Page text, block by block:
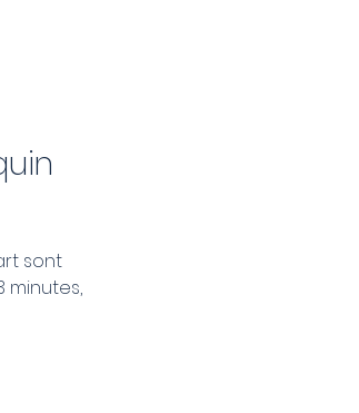
sont
minutes,